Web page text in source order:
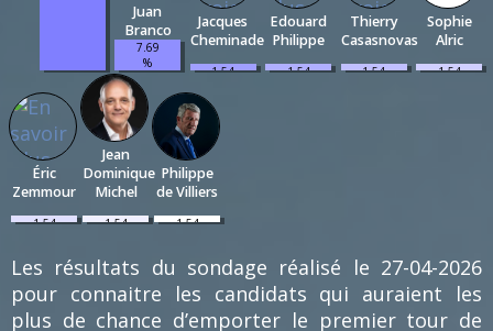
Juan
Branco
7.69
%
(5)
Jacques
Cheminade
1.54
Edouard
Philippe
1.54
Thierry
Casasnovas
1.54
Sophie
Alric
1.54
Éric
Zemmour
1.54
Jean
Dominique
Michel
1.54
Philippe
de Villiers
1.54
Les résultats du sondage réalisé le 27-04-2026
pour connaitre les candidats qui auraient les
plus de chance d’emporter le premier tour de